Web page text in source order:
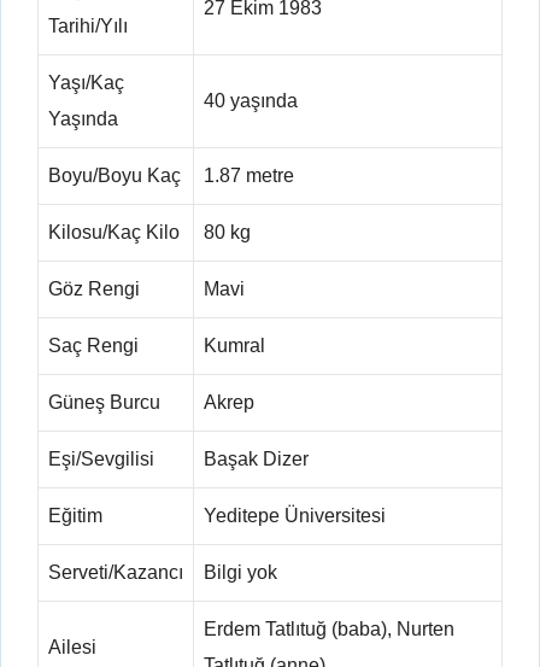
Tarihi/Yılı
27 Ekim 1983
Yaşı/Kaç
Yaşında
40 yaşında
Boyu/Boyu Kaç 1.87 metre
Kilosu/Kaç Kilo 80 kg
Göz Rengi Mavi
Saç Rengi Kumral
Güneş Burcu Akrep
Eşi/Sevgilisi Başak Dizer
Eğitim Yeditepe Üniversitesi
Serveti/Kazancı Bilgi yok
Ailesi
Erdem Tatlıtuğ (baba), Nurten